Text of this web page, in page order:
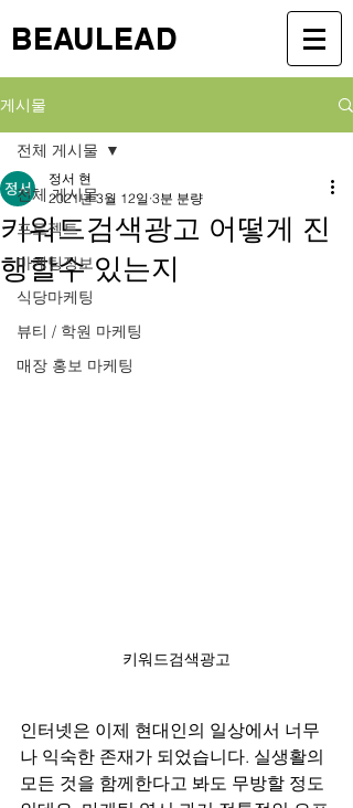
BEAULEAD
게시물
전체 게시물
프로젝트
마케팅정보
식당마케팅
뷰티 / 학원 마케팅
매장 홍보 마케팅
전체 게시물
키워드검색광고 어떻게 진
행할수 있는지
정서 현
2021년 3월 12일 3분 분량
키워드검색광고
인터넷은 이제 현대인의 일상에서 너무
나 익숙한 존재가 되었습니다. 실생활의
모든 것을 함께한다고 봐도 무방할 정도